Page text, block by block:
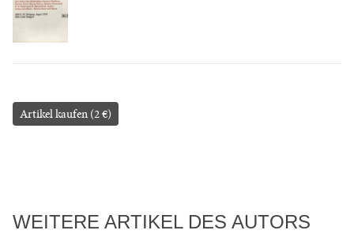
Artikel kaufen (2 €)
WEITERE ARTIKEL DES AUTORS